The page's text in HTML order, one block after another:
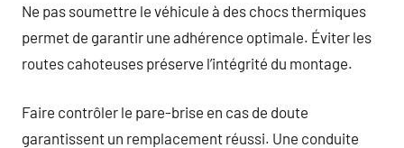
Ne pas soumettre le véhicule à des chocs thermiques
permet de garantir une adhérence optimale. Éviter les
routes cahoteuses préserve l’intégrité du montage.
Faire contrôler le pare-brise en cas de doute
garantissent un remplacement réussi. Une conduite